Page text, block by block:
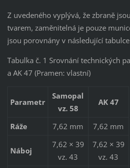
Z uvedeného vyplývá, že zbraně
tvarem, zaměnitelná je pouze
jsou porovnány v následující
Tabulka č. 1 Srovnání technických
a AK 47 (Pramen: vlastní)
Parametr
Samopal
vz. 58
AK 47
Ráže 7,62 mm 7,62 mm
Náboj
7,62 × 39
vz. 43
7,62 × 39
vz. 43